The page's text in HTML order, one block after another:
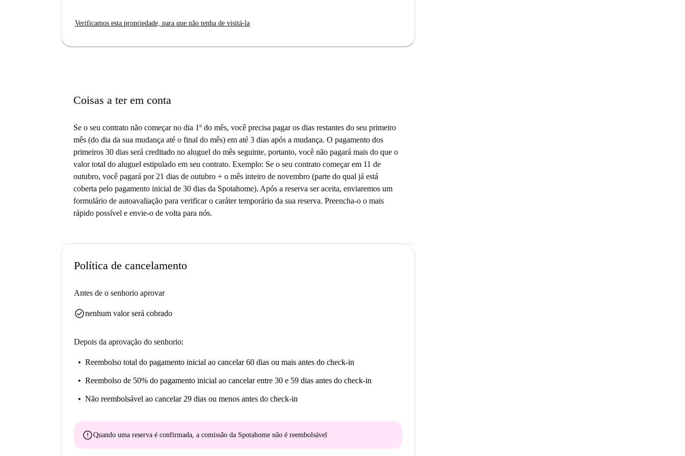
Verificamos esta propriedade, para que não tenha de visitá-la
Coisas a ter em conta
Se o seu contrato não começar no dia 1º do mês, você precisa pagar os dias restantes do seu primeiro
mês (do dia da sua mudança até o final do mês) em até 3 dias após a mudança. O pagamento dos
primeiros 30 dias será creditado no aluguel do mês seguinte, portanto, você não pagará mais do que o
valor total do aluguel estipulado em seu contrato. Exemplo: Se o seu contrato começar em 11 de
outubro, você pagará por 21 dias de outubro + o mês inteiro de novembro (parte do qual já está
coberta pelo pagamento inicial de 30 dias da Spotahome). Após a reserva ser aceita, enviaremos um
formulário de autoavaliação para verificar o caráter temporário da sua reserva. Preencha-o o mais
rápido possível e envie-o de volta para nós.
Política de cancelamento
Antes de o senhorio aprovar
check_circlenenhum valor será cobrado
Depois da aprovação do senhorio:
Reembolso total do pagamento inicial ao cancelar 60 dias ou mais antes do check-in
Reembolso de 50% do pagamento inicial ao cancelar entre 30 e 59 dias antes do check-in
Não reembolsável ao cancelar 29 dias ou menos antes do check-in
errorQuando uma reserva é confirmada, a comissão da Spotahome não é reembolsável